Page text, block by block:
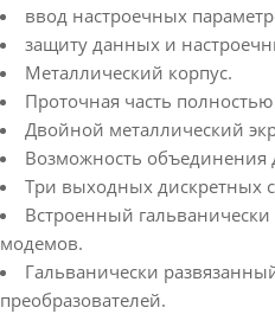
ввод настроечных
защиту данных и
Металлический корпус.
Проточная часть
Двойной металлический
Возможность объединения
Три выходных дискретных
Встроенный
модемов.
Гальванически
преобразователей.